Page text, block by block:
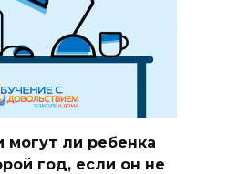
могут ли ребенка
год, если он не